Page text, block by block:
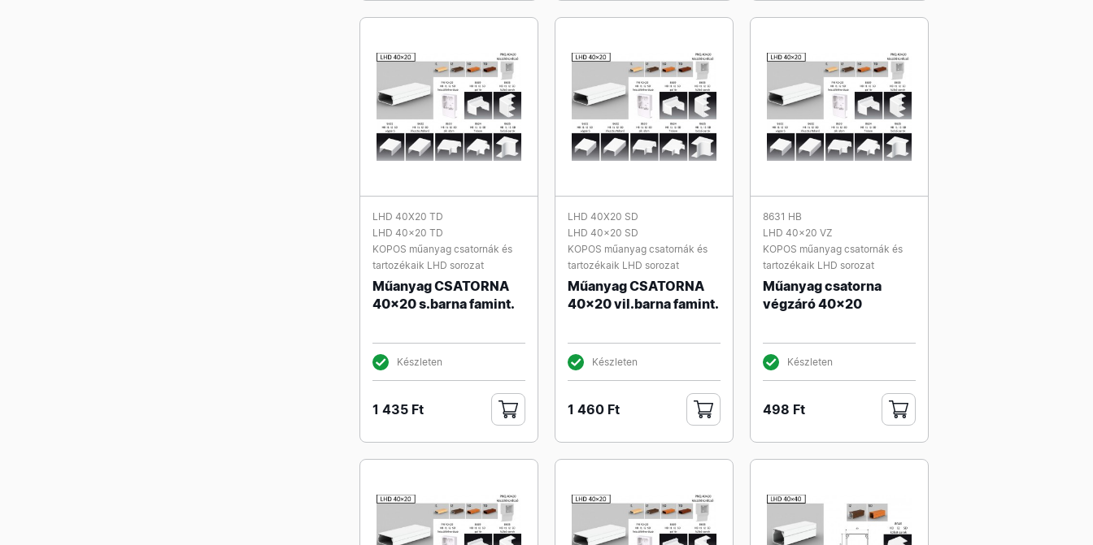
LHD 40X20 TD
LHD 40x20 TD
KOPOS műanyag csatornák és
tartozékaik LHD sorozat
Műanyag CSATORNA
40x20 s.barna famint.
Készleten
1 435 Ft
LHD 40X20 SD
LHD 40x20 SD
KOPOS műanyag csatornák és
tartozékaik LHD sorozat
Műanyag CSATORNA
40x20 vil.barna famint.
Készleten
1 460 Ft
8631 HB
LHD 40x20 VZ
KOPOS műanyag csatornák és
tartozékaik LHD sorozat
Műanyag csatorna
végzáró 40x20
Készleten
498 Ft